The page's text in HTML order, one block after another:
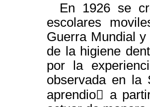
En 1926 se
escolares
Guerra Mundial
de la higiene
por la
observada en la
aprendio￿ a